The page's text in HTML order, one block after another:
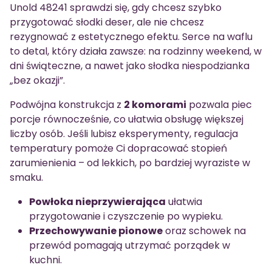
Unold 48241 sprawdzi się, gdy chcesz szybko
przygotować słodki deser, ale nie chcesz
rezygnować z estetycznego efektu. Serce na waflu
to detal, który działa zawsze: na rodzinny weekend, w
dni świąteczne, a nawet jako słodka niespodzianka
„bez okazji”.
Podwójna konstrukcja z 2 komorami pozwala piec
porcje równocześnie, co ułatwia obsługę większej
liczby osób. Jeśli lubisz eksperymenty, regulacja
temperatury pomoże Ci dopracować stopień
zarumienienia – od lekkich, po bardziej wyraziste w
smaku.
Powłoka nieprzywierająca ułatwia
przygotowanie i czyszczenie po wypieku.
Przechowywanie pionoweoraz schowek na
przewód pomagają utrzymać porządek w
kuchni.